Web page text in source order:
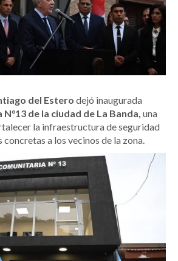
del Estero dejó inaugurada
de la ciudad de La Banda, una
la infraestructura de seguridad
a los vecinos de la zona.